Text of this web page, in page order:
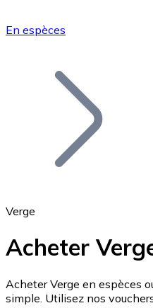
Bitcoin
Ethereum
En espèces
Verge
Acheter
Acheter Verge en espèces
simple. Utilisez nos